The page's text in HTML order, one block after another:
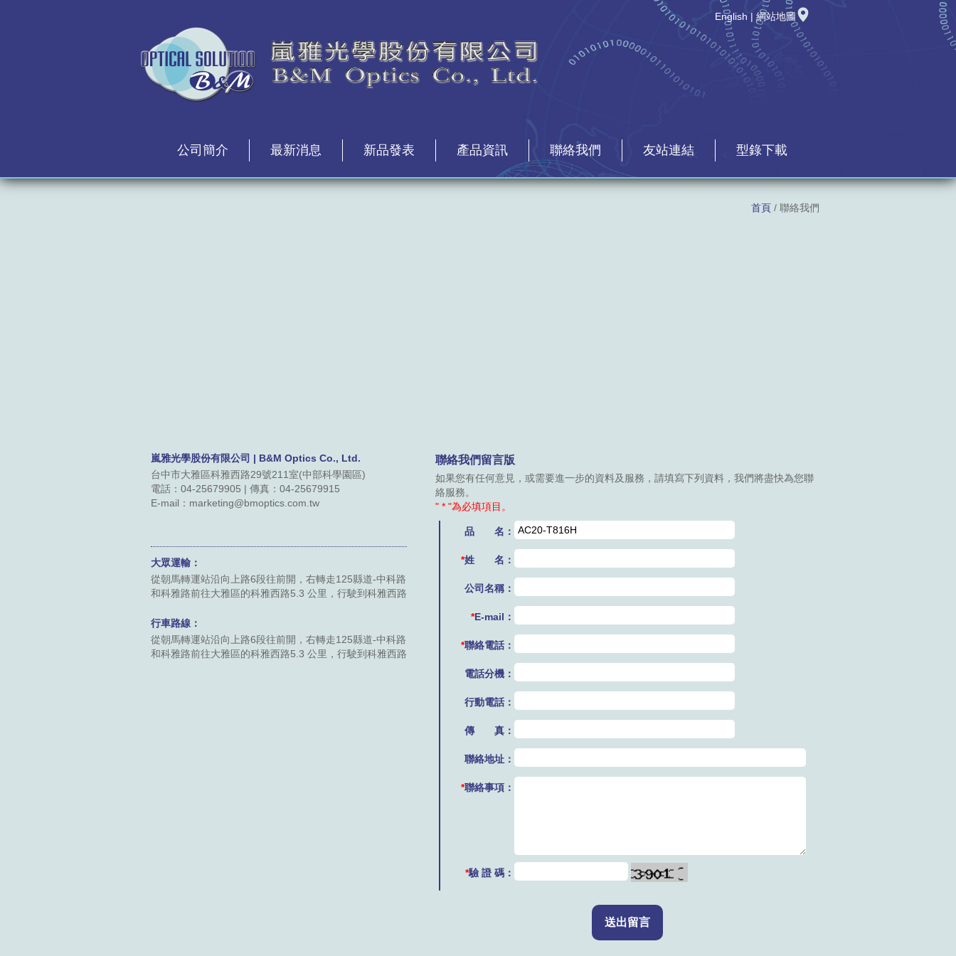
English | 網站地圖
公司簡介 最新消息 新品發表 產品資訊 聯絡我們 友站連結 型錄下載
首頁 / 聯絡我們
嵐雅光學股份有限公司 | B&M Optics Co., Ltd.
台中市大雅區科雅西路29號211室(中部科學園區)
電話：04-25679905 | 傳真：04-25679915
E-mail：marketing@bmoptics.com.tw
大眾運輸：
從朝馬轉運站沿向上路6段往前開，右轉走125縣道-中科路
和科雅路前往大雅區的科雅西路5.3 公里，行駛到科雅西路
行車路線：
從朝馬轉運站沿向上路6段往前開，右轉走125縣道-中科路
和科雅路前往大雅區的科雅西路5.3 公里，行駛到科雅西路
聯絡我們留言版
如果您有任何意見，或需要進一步的資料及服務，請填寫下列資料，我們將盡快為您聯
絡服務。
" * "為必填項目。
品 名：
*姓 名：
公司名稱：
*E-mail：
*聯絡電話：
電話分機：
行動電話：
傳 真：
聯絡地址：
*聯絡事項：
*驗 證 碼：